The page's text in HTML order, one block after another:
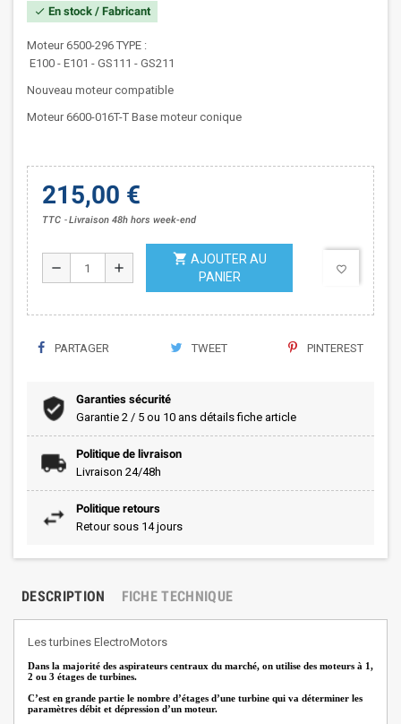
check En stock / Fabricant
Moteur 6500-296 TYPE :
E100 - E101 - GS111 - GS211
Nouveau moteur compatible
Moteur 6600-016T-T Base moteur conique
215,00 €
TTC Livraison 48h hors week-end
remove add
shopping_cart AJOUTER AU
PANIER
favorite_border
PARTAGER TWEET PINTEREST
Garanties sécurité
Garantie 2 / 5 ou 10 ans détails fiche article
Politique de livraison
Livraison 24/48h
Politique retours
Retour sous 14 jours
DESCRIPTION FICHE TECHNIQUE
Les turbines ElectroMotors
Dans la majorité des aspirateurs centraux du marché, on utilise des moteurs à 1,
2 ou 3 étages de turbines.
C’est en grande partie le nombre d’étages d’une turbine qui va déterminer les
paramètres débit et dépression d’un moteur.